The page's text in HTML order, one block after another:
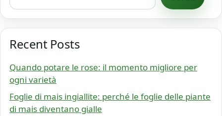
Recent Posts
Quando potare le rose: il momento migliore per
ogni varietà
Foglie di mais ingiallite: perché le foglie delle piante
di mais diventano gialle